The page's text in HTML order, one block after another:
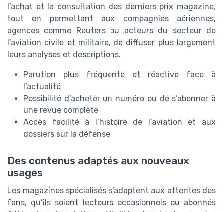
l’achat et la consultation des derniers prix magazine,
tout en permettant aux compagnies aériennes,
agences comme Reuters ou acteurs du secteur de
l’aviation civile et militaire, de diffuser plus largement
leurs analyses et descriptions.
Parution plus fréquente et réactive face à
l’actualité
Possibilité d’acheter un numéro ou de s’abonner à
une revue complète
Accès facilité à l’histoire de l’aviation et aux
dossiers sur la défense
Des contenus adaptés aux nouveaux
usages
Les magazines spécialisés s’adaptent aux attentes des
fans, qu’ils soient lecteurs occasionnels ou abonnés